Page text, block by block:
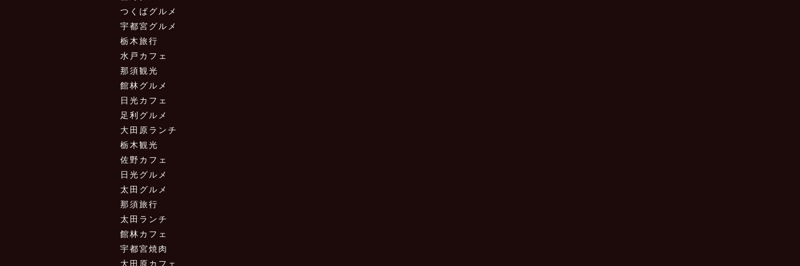
つくばグルメ
宇都宮グルメ
栃木旅行
水戸カフェ
那須観光
館林グルメ
日光カフェ
足利グルメ
大田原ランチ
栃木観光
佐野カフェ
日光グルメ
太田グルメ
那須旅行
太田ランチ
館林カフェ
宇都宮焼肉
大田原カフェ